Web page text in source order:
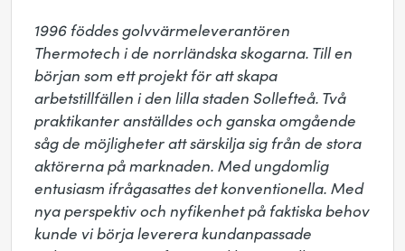
1996 föddes golvvärmeleverantören
Thermotech i de norrländska skogarna. Till en
början som ett projekt för att skapa
arbetstillfällen i den lilla staden Sollefteå. Två
praktikanter anställdes och ganska omgående
såg de möjligheter att särskilja sig från de stora
aktörerna på marknaden. Med ungdomlig
entusiasm ifrågasattes det konventionella. Med
nya perspektiv och nyfikenhet på faktiska behov
kunde vi börja leverera kundanpassade